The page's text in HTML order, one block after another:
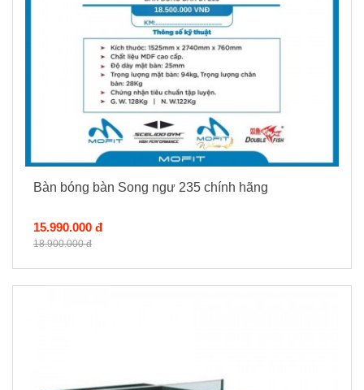
Bàn bóng bàn Song ngư 235 chính hãng
15.990.000 đ
18.900.000 đ